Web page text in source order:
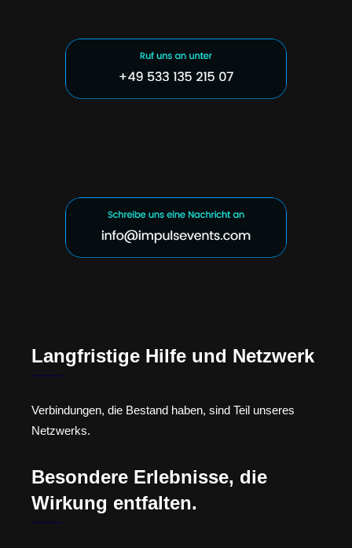
Langfristige Hilfe und Netzwerk
Verbindungen, die Bestand haben, sind Teil unseres
Netzwerks.
Besondere Erlebnisse, die
Wirkung entfalten.